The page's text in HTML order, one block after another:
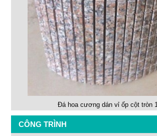
Đá hoa cương dán vỉ ốp cột tròn 1
CÔNG TRÌNH